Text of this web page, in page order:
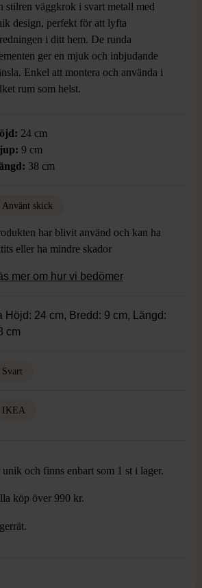
stilren väggkrok i svart metall med
design, perfekt för att lyfta
i ditt hem. De runda
ger en mjuk och inbjudande
Enkel att montera och använda i
rum som helst.
24 cm
9 cm
38 cm
Använt skick
har blivit använd och kan ha
eller ha mindre skador
mer om hur vi bedömer
Höjd: 24 cm, Bredd: 9 cm, Längd:
cm
Svart
IKEA
unik och finns enbart som 1 st i lager.
köp över 990 kr.